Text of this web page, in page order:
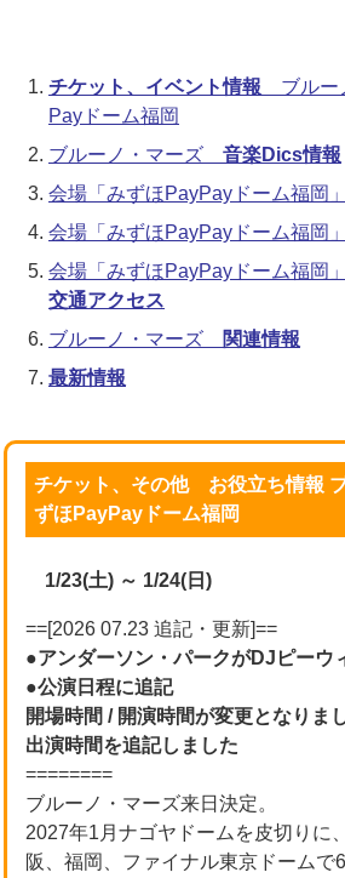
チケット、イベント情報 ブルー
Payドーム福岡
ブルーノ・マーズ 音楽Dics情報
会場「みずほPayPayドーム福岡」
会場「みずほPayPayドーム福岡」
会場「みずほPayPayドーム福岡
交通アクセス
ブルーノ・マーズ
関連情報
最新情報
チケット、その他 お役立ち情報
ずほPayPayドーム福岡
1/23(土) ～ 1/24(日)
==[2026 07.23 追記・更新]==
●アンダーソン・パークがDJピーウ
●公演日程に追記
開場時間 / 開演時間が変更となりま
出演時間を追記しました
========
ブルーノ・マーズ来日決定。
2027年1月ナゴヤドームを皮切りに
阪、福岡、ファイナル東京ドームで